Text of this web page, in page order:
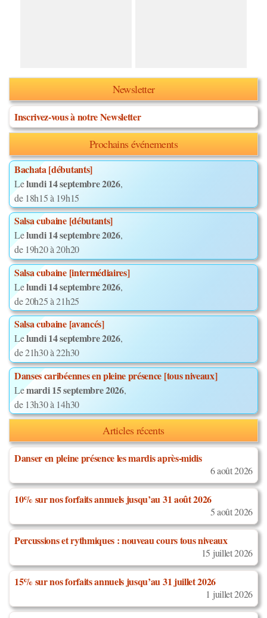
Newsletter
Inscrivez-vous à notre Newsletter
Prochains événements
Bachata [débutants]
Lelundi 14 septembre 2026,
de 18h15 à 19h15
Salsa cubaine [débutants]
Lelundi 14 septembre 2026,
de 19h20 à 20h20
Salsa cubaine [intermédiaires]
Lelundi 14 septembre 2026,
de 20h25 à 21h25
Salsa cubaine [avancés]
Lelundi 14 septembre 2026,
de 21h30 à 22h30
Danses caribéennes en pleine présence [tous niveaux]
Lemardi 15 septembre 2026,
de 13h30 à 14h30
Articles récents
Danser en pleine présence les mardis après-midis
6 août 2026
10% sur nos forfaits annuels jusqu’au 31 août 2026
5 août 2026
Percussions et rythmiques : nouveau cours tous niveaux
15 juillet 2026
15% sur nos forfaits annuels jusqu’au 31 juillet 2026
1 juillet 2026